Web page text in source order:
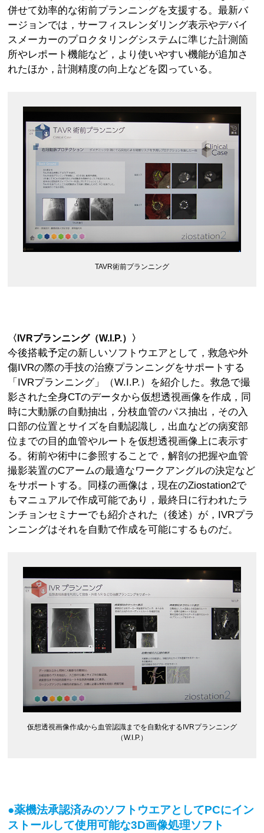
併せて効率的な術前プランニングを支援する。最新バ
ージョンでは，サーフィスレンダリング表示やデバイ
スメーカーのプロクタリングシステムに準じた計測箇
所やレポート機能など，より使いやすい機能が追加さ
れたほか，計測精度の向上などを図っている。
TAVR術前プランニング
〈IVRプランニング（W.I.P.）〉
今後搭載予定の新しいソフトウエアとして，救急や外
傷IVRの際の手技の治療プランニングをサポートする
「IVRプランニング」（W.I.P.）を紹介した。救急で撮
影された全身CTのデータから仮想透視画像を作成，同
時に大動脈の自動抽出，分枝血管のパス抽出，その入
口部の位置とサイズを自動認識し，出血などの病変部
位までの目的血管やルートを仮想透視画像上に表示す
る。術前や術中に参照することで，解剖の把握や血管
撮影装置のCアームの最適なワークアングルの決定など
をサポートする。同様の画像は，現在のZiostation2で
もマニュアルで作成可能であり，最終日に行われたラ
ンチョンセミナーでも紹介された（後述）が，IVRプラ
ンニングはそれを自動で作成を可能にするものだ。
仮想透視画像作成から血管認識までを自動化するIVRプランニング
（W.I.P.）
●薬機法承認済みのソフトウエアとしてPCにイン
ストールして使用可能な3D画像処理ソフト